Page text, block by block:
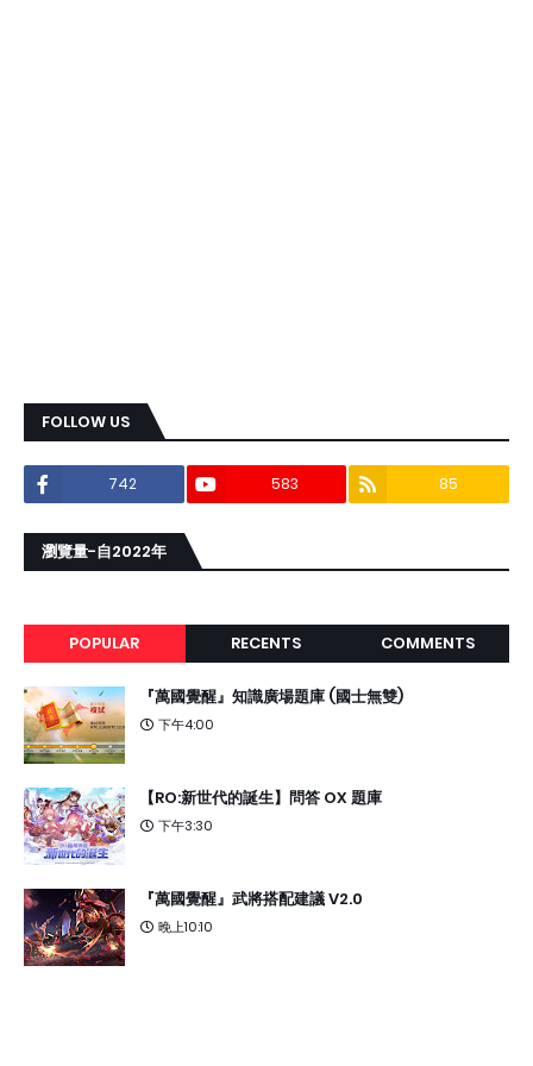
FOLLOW US
742 583 85
瀏覽量-自2022年
POPULAR RECENTS COMMENTS
『萬國覺醒』知識廣場題庫 (國士無雙)
下午4:00
【RO:新世代的誕生】問答 OX 題庫
下午3:30
『萬國覺醒』武將搭配建議 V2.0
晚上10:10